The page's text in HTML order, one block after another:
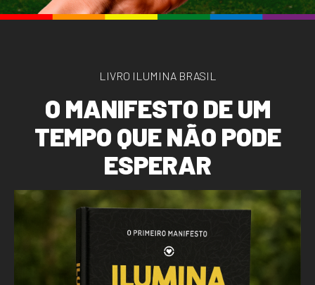
LIVRO ILUMINA BRASIL
O MANIFESTO DEUM
TEMPO QUENÃO PODE
ESPERAR